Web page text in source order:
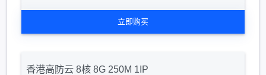
立即购买
香港高防云 8核 8G 250M 1IP